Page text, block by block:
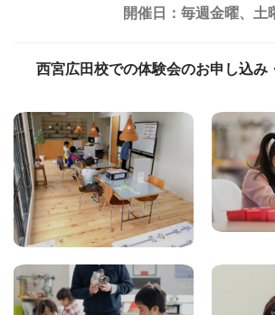
開催日：毎週金曜、土
西宮広田校での体験会のお申し込み